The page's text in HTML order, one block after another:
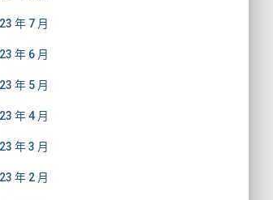
年 7 月
年 6 月
年 5 月
年 4 月
年 3 月
年 2 月